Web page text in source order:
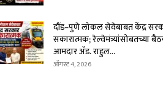
दौंड–पुणे लोकल सेवेबाबत केंद्र
सकारात्मक; रेल्वेमंत्र्यांसोबतच्या
आमदार ॲड. राहुल...
ऑगस्ट 4, 2026